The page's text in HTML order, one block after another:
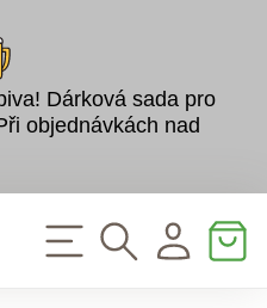
Dárková sada pro
objednávkách nad